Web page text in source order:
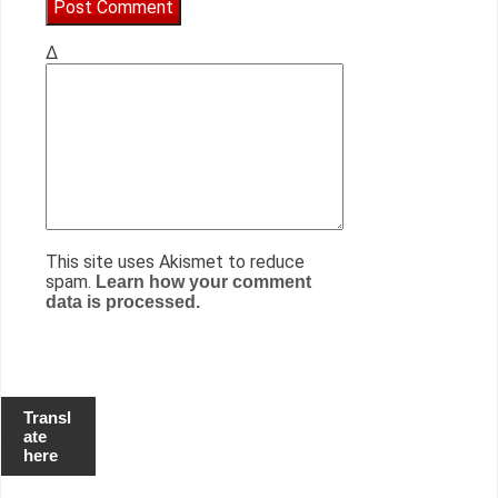
Δ
This site uses Akismet to reduce
spam. Learn how your comment
data is processed.
Transl
ate
here